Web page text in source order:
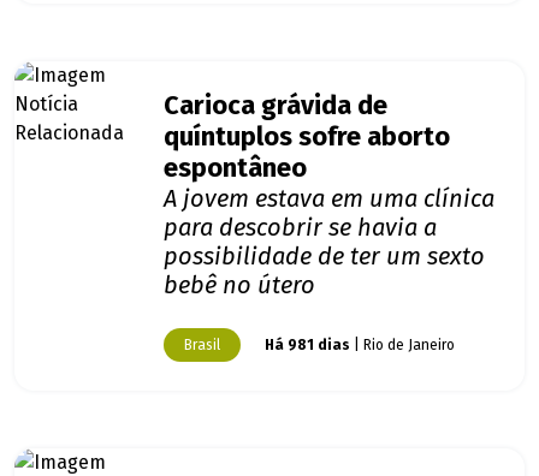
Carioca grávida de
quíntuplos sofre aborto
espontâneo
A jovem estava em uma clínica
para descobrir se havia a
possibilidade de ter um sexto
bebê no útero
Brasil Há 981 dias | Rio de Janeiro